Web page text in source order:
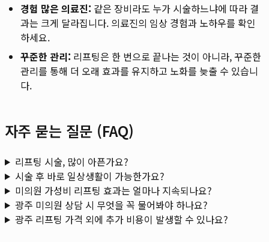
경험 많은 의료진: 같은 장비라도 누가 시술하느냐에 따라 결
과는 크게 달라집니다. 의료진의 임상 경험과 노하우를 확인
하세요.
꾸준한 관리: 리프팅은 한 번으로 끝나는 것이 아니라, 꾸준한
관리를 통해 더 오래 효과를 유지하고 노화를 늦출 수 있습니
다.
자주 묻는 질문 (FAQ)
리프팅 시술, 많이 아픈가요?
시술 후 바로 일상생활이 가능한가요?
미의원 가성비 리프팅 효과는 얼마나 지속되나요?
광주 미의원 상담 시 무엇을 꼭 물어봐야 하나요?
광주 리프팅 가격 외에 추가 비용이 발생할 수 있나요?